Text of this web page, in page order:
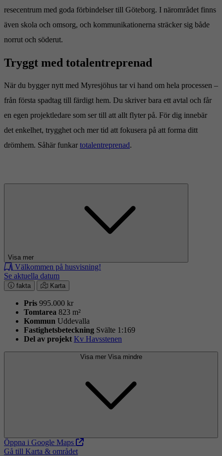
resecentrum med goda förbindelser till Göteborg. I närområdet finns
även skola och omsorg, och kommunikationerna sträcker sig både
norrut och söderut.
Tryggt med totalentreprenad
När du bygger nytt med Myresjöhus tar vi hand om hela processen –
från första spadtag till färdigt hem. Du skriver bara ett avtal och får
en egen projektledare som ser till att allt flyter på. För dig innebär
det enkelhet, trygghet och mer tid att fokusera på att forma ditt
drömhem. Såhär funkar totalentreprenad.
Visa mer
Välkommen på husvisning!
Se aktuella datum
fakta Karta
Pris 995.000 kr
Tomtarea 823 m²
Kommun Uddevalla
Fastighets­beteckning Svälte 1:169
Del av projekt Kv Havsstenen
Visa mer Visa mindre
Öppna i Google Maps
Gå till Karta & området